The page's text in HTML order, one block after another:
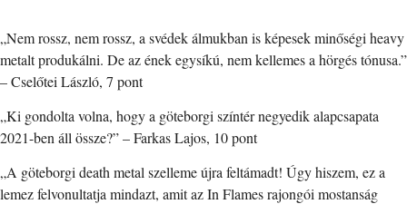
„Nem rossz, nem rossz, a svédek álmukban is képesek minőségi heavy
metalt produkálni. De az ének egysíkú, nem kellemes a hörgés tónusa.”
– Cselőtei László, 7 pont
„Ki gondolta volna, hogy a göteborgi színtér negyedik alapcsapata
2021-ben áll össze?” – Farkas Lajos, 10 pont
„A göteborgi death metal szelleme újra feltámadt! Úgy hiszem, ez a
lemez felvonultatja mindazt, amit az In Flames rajongói mostanság